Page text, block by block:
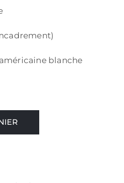
blanche